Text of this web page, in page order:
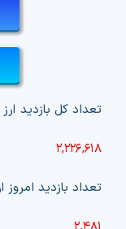
تعداد کل بازدید ارز
۲,۲۲۶,۶۱۸
تعداد بازدید امروز